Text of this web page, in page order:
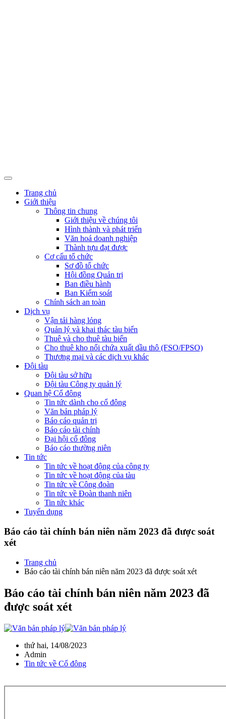
Trang chủ
Giới thiệu
Thông tin chung
Giới thiệu về chúng tôi
Hình thành và phát triển
Văn hoá doanh nghiệp
Thành tựu đạt được
Cơ cấu tổ chức
Sơ đồ tổ chức
Hội đồng Quản trị
Ban điều hành
Ban Kiểm soát
Chính sách an toàn
Dịch vụ
Vận tải hàng lỏng
Quản lý và khai thác tàu biển
Thuê và cho thuê tàu biển
Cho thuê kho nổi chứa xuất dầu thô (FSO/FPSO)
Thương mại và các dịch vụ khác
Đội tàu
Đội tàu sở hữu
Đội tàu Công ty quản lý
Quan hệ Cổ đông
Tin tức dành cho cổ đông
Văn bản pháp lý
Báo cáo quản trị
Báo cáo tài chính
Đại hội cổ đông
Báo cáo thường niên
Tin tức
Tin tức về hoạt động của công ty
Tin tức về hoạt động của tàu
Tin tức về Công đoàn
Tin tức về Đoàn thanh niên
Tin tức khác
Tuyển dụng
Báo cáo tài chính bán niên năm 2023 đã được soát
xét
Trang chủ
Báo cáo tài chính bán niên năm 2023 đã được soát xét
Báo cáo tài chính bán niên năm 2023 đã
được soát xét
thứ hai, 14/08/2023
Admin
Tin tức về Cổ đông